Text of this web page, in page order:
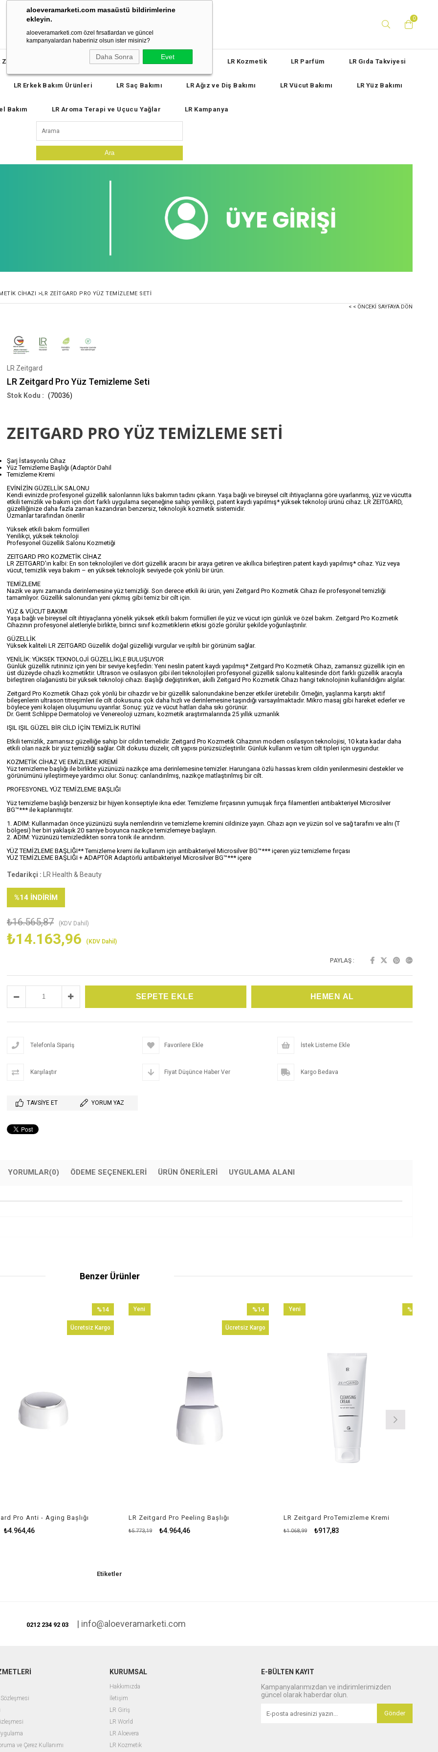
aloeveramarketi.com masaüstü bildirimlerine
ekleyin.
aloeveramarketi.com özel fırsatlardan ve güncel
kampanyalardan haberiniz olsun ister misiniz?
Daha Sonra Evet
0
Zeitgard Pro Yüz Temizleme ve Vücut Bakım Kozmetik Cihazı LR Kozmetik LR Parfüm LR Gıda Takviyesi
LR Erkek Bakım Ürünleri LR Saç Bakımı LR Ağız ve Diş Bakımı LR Vücut Bakımı LR Yüz Bakımı
Bakım LR Aroma Terapi ve Uçucu Yağlar LR Kampanya
Ara
CIHAZI >LR ZEITGARD PRO YÜZ TEMIZLEME SETI
< < ÖNCEKI SAYFAYA DÖN
LR Zeitgard
LR Zeitgard Pro Yüz Temizleme Seti
(70036)
ZEITGARD PRO YÜZ TEMİZLEME SETİ
Şarj İstasyonlu Cihaz
Yüz Temizleme Başlığı (Adaptör Dahil
Temizleme Kremi
EVİNİZİN GÜZELLİK SALONU
Kendi evinizde profesyonel güzellik salonlarının lüks bakımın tadını çıkarın. Yaşa bağlı ve bireysel cilt ihtiyaçlarına göre uyarlanmış, yüz ve vücutta
etkili temizlik ve bakım için dört farklı uygulama seçeneğine sahip yenilikçi, patent kaydı yapılmış* yüksek teknoloji ürünü cihaz. LR ZEITGARD,
güzelliğinize daha fazla zaman kazandıran benzersiz, teknolojik kozmetik sistemidir.
Uzmanlar tarafından önerilir
Yüksek etkili bakım formülleri
Yenilikçi, yüksek teknoloji
Profesyonel Güzellik Salonu Kozmetiği
ZEITGARD PRO KOZMETİK CİHAZ
LR ZEITGARD'ın kalbi: En son teknolojileri ve dört güzellik aracını bir araya getiren ve akıllıca birleştiren patent kaydı yapılmış* cihaz. Yüz veya
vücut, temizlik veya bakım – en yüksek teknolojik seviyede çok yönlü bir ürün.
TEMİZLEME
Nazik ve aynı zamanda derinlemesine yüz temizliği. Son derece etkili iki ürün, yeni Zeitgard Pro Kozmetik Cihazı ile profesyonel temizliği
tamamlıyor. Güzellik salonundan yeni çıkmış gibi temiz bir cilt için.
YÜZ & VÜCUT BAKIMI
Yaşa bağlı ve bireysel cilt ihtiyaçlarına yönelik yüksek etkili bakım formülleri ile yüz ve vücut için günlük ve özel bakım. Zeitgard Pro Kozmetik
Cihazının profesyonel aletleriyle birlikte, birinci sınıf kozmetiklerin etkisi gözle görülür şekilde yoğunlaştırılır.
GÜZELLİK
Yüksek kaliteli LR ZEITGARD Güzellik doğal güzelliği vurgular ve ışıltılı bir görünüm sağlar.
YENİLİK: YÜKSEK TEKNOLOJİ GÜZELLİKLE BULUŞUYOR
Günlük güzellik rutininiz için yeni bir seviye keşfedin: Yeni neslin patent kaydı yapılmış* Zeitgard Pro Kozmetik Cihazı, zamansız güzellik için en
üst düzeyde cihazlı kozmetiktir. Ultrason ve osilasyon gibi ileri teknolojileri profesyonel güzellik salonu kalitesinde dört farklı güzellik aracıyla
birleştiren olağanüstü bir yüksek teknoloji cihazı. Başlığı değiştirirken, akıllı Zeitgard Pro Kozmetik Cihazı hangi teknolojinin kullanıldığını algılar.
Zeitgard Pro Kozmetik Cihazı çok yönlü bir cihazdır ve bir güzellik salonundakine benzer etkiler üretebilir. Örneğin, yaşlanma karşıtı aktif
bileşenlerin ultrason titreşimleri ile cilt dokusuna çok daha hızlı ve derinlemesine taşındığı varsayılmaktadır. Mikro masaj gibi hareket ederler ve
böylece yeni kolajen oluşumunu uyarırlar. Sonuç: yüz ve vücut hatları daha sıkı görünür.
Dr. Gerrit Schlippe Dermatoloji ve Venereoloji uzmanı, kozmetik araştırmalarında 25 yıllık uzmanlık
IŞIL IŞIL GÜZEL BİR CİLD İÇİN TEMİZLİK RUTİNİ
Etkili temizlik, zamansız güzelliğe sahip bir cildin temelidir. Zeitgard Pro Kozmetik Cihazının modern osilasyon teknolojisi, 10 kata kadar daha
etkili olan nazik bir yüz temizliği sağlar. Cilt dokusu düzelir, cilt yapısı pürüzsüzleştirilir. Günlük kullanım ve tüm cilt tipleri için uygundur.
KOZMETİK CİHAZ VE EMİZLEME KREMİ
Yüz temizleme başlığı ile birlikte yüzünüzü nazikçe ama derinlemesine temizler. Harungana özlü hassas krem cildin yenilenmesini destekler ve
görünümünü iyileştirmeye yardımcı olur. Sonuç: canlandırılmış, nazikçe matlaştırılmış bir cilt.
PROFESYONEL YÜZ TEMİZLEME BAŞLIĞI
Yüz temizleme başlığı benzersiz bir hijyen konseptiyle ikna eder. Temizleme fırçasının yumuşak fırça filamentleri antibakteriyel Microsilver
BG™*** ile kaplanmıştır.
1. ADIM: Kullanmadan önce yüzünüzü suyla nemlendirin ve temizleme kremini cildinize yayın. Cihazı açın ve yüzün sol ve sağ tarafını ve alnı (T
bölgesi) her biri yaklaşık 20 saniye boyunca nazikçe temizlemeye başlayın.
2. ADIM: Yüzünüzü temizledikten sonra tonik ile arındırın.
YÜZ TEMİZLEME BAŞLIĞI** Temizleme kremi ile kullanım için antibakteriyel Microsilver BG™*** içeren yüz temizleme fırçası
YÜZ TEMİZLEME BAŞLIĞI + ADAPTÖR Adaptörlü antibakteriyel Microsilver BG™*** içere
Tedarikçi : LR Health & Beauty
%14 İNDIRIM
₺16.565,87 (KDV Dahil)
₺14.163,96 (KDV Dahil)
PAYLAŞ :
Telefonla Sipariş Favorilere Ekle İstek Listeme Ekle
Karşılaştır Fiyat Düşünce Haber Ver Kargo Bedava
TAVSIYE ET YORUM YAZ
YORUMLAR(0) ÖDEME SEÇENEKLERI ÜRÜN ÖNERILERI UYGULAMA ALANI
Benzer Ürünler
Pro Anti - Aging Bașlığı
İndirim
%14İndirim
Ücretsiz Kargo
LR Zeitgard Pro Peeling Bașlığı
₺4.964,46
₺5.773,19
İndirim
%14İndirim
Ücretsiz Kargo
Yeni
LR Zeitgard ProTemizleme Kremi
₺917,83
₺1.068,99
Yeni
Etiketler
0212 234 92 03 | info@aloeveramarketi.com
ve Çerez Kullanımı
KURUMSAL
Hakkımızda
İletişim
LR Giriş
LR World
LR Aloevera
LR Kozmetik
E-BÜLTEN KAYIT
Kampanyalarımızdan ve indirimlerimizden
güncel olarak haberdar olun.
Gönder